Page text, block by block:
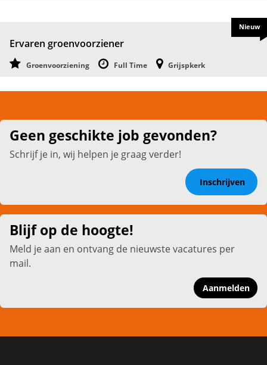
Ervaren groenvoorziener
Groenvoorziening Full Time Grijspkerk
Nieuw
Geen geschikte job gevonden?
Schrijf je in, wij helpen je graag verder!
Inschrijven
Blijf op de hoogte!
Meld je aan en ontvang de nieuwste vacatures per
mail.
Aanmelden